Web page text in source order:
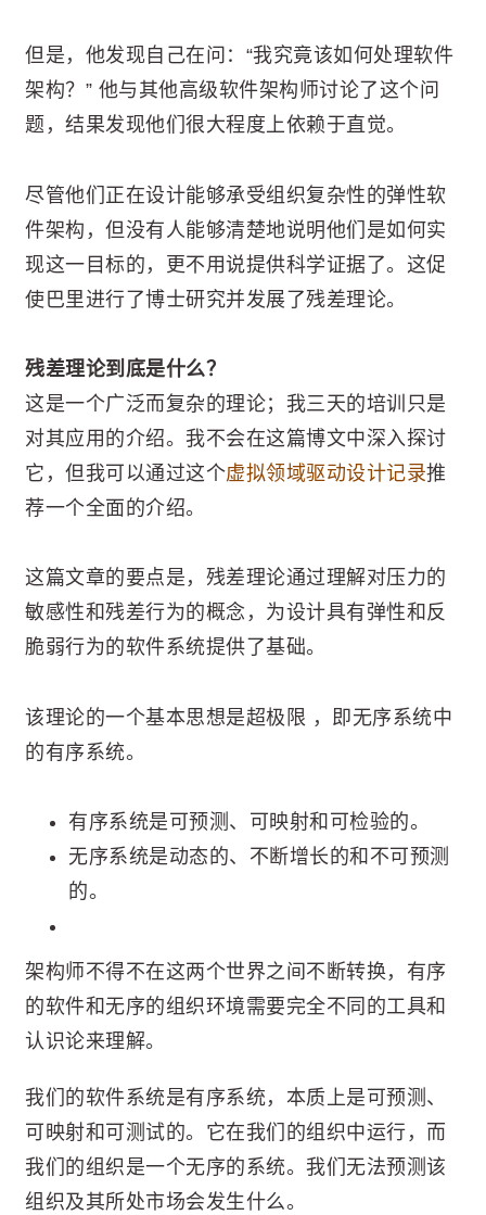
但是，他发现自己在问：“我究竟该如何处理软件
架构？” 他与其他高级软件架构师讨论了这个问
题，结果发现他们很大程度上依赖于直觉。
尽管他们正在设计能够承受组织复杂性的弹性软
件架构，但没有人能够清楚地说明他们是如何实
现这一目标的，更不用说提供科学证据了。这促
使巴里进行了博士研究并发展了残差理论。
残差理论到底是什么？
这是一个广泛而复杂的理论；我三天的培训只是
对其应用的介绍。我不会在这篇博文中深入探讨
它，但我可以通过这个虚拟领域驱动设计记录推
荐一个全面的介绍。
这篇文章的要点是，残差理论通过理解对压力的
敏感性和残差行为的概念，为设计具有弹性和反
脆弱行为的软件系统提供了基础。
该理论的一个基本思想是超极限 ，即无序系统中
的有序系统。
有序系统是可预测、可映射和可检验的。
无序系统是动态的、不断增长的和不可预测
的。
架构师不得不在这两个世界之间不断转换，有序
的软件和无序的组织环境需要完全不同的工具和
认识论来理解。
我们的软件系统是有序系统，本质上是可预测、
可映射和可测试的。它在我们的组织中运行，而
我们的组织是一个无序的系统。我们无法预测该
组织及其所处市场会发生什么。